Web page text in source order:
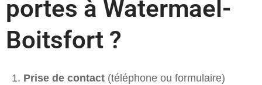
portes à Watermael-
Boitsfort ?
Prise de contact (téléphone ou formulaire)